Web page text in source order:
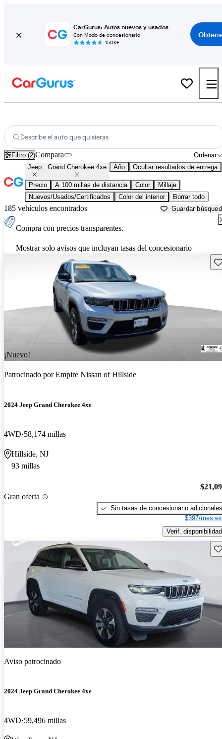
CarGurus: Autos nuevos y usados
Con Modo de concesionario
150K+
Describe el auto que quisieras
Filtro (2) Ordenar
Compara
Jeep Grand Cherokee 4xe Año Ocultar resultados de entrega
Precio A 100 millas de distancia Color
Millaje
Nuevos/Usados/Certificados
Color del interior Borrar todo
185 vehículos encontrados Guardar
Compra con precios transparentes.
Mostrar solo avisos que incluyan tasas del concesionario
¡Nuevo!
Patrocinado porEmpire Nissan of Hillside
2024 Jeep Grand Cherokee 4xe
4WD 58,174 millas
Hillside, NJ
93 millas
Gran oferta
Sin tasas de concesionario adicionales
$397/mes
Verif. disponibilidad
Aviso patrocinado
2024 Jeep Grand Cherokee 4xe
4WD 59,496 millas